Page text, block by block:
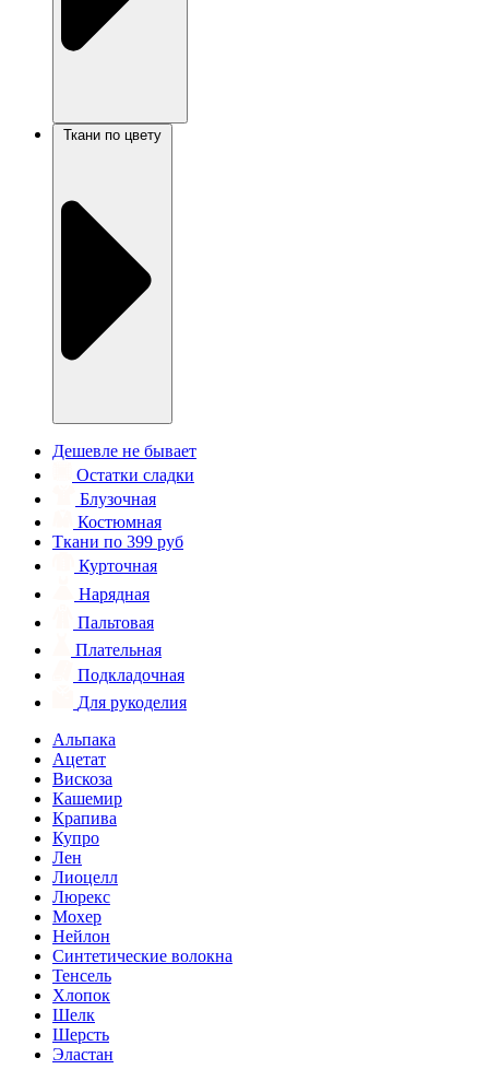
Дешевле не бывает
Остатки сладки
Блузочная
Костюмная
Ткани по 399 руб
Курточная
Нарядная
Пальтовая
Плательная
Подкладочная
Для рукоделия
Альпака
Ацетат
Вискоза
Кашемир
Крапива
Купро
Лен
Лиоцелл
Люрекс
Мохер
Нейлон
Синтетические волокна
Тенсель
Хлопок
Шелк
Шерсть
Эластан